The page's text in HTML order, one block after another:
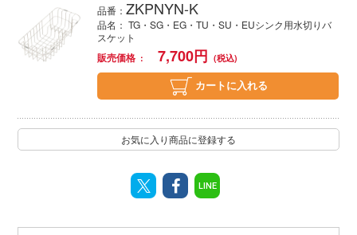
品番：ZKPNYN-K
品名： TG・SG・EG・TU・SU・EUシンク用水切りバ
スケット
販売価格
7,700円
カートに入れる
お気に入り商品に登録する
LINE